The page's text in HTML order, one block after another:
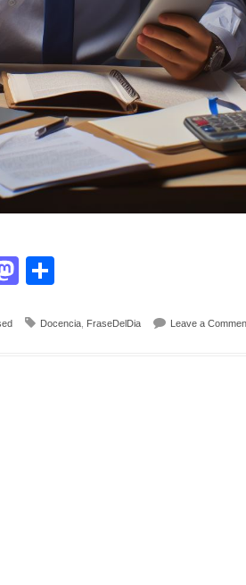
Mastodon
Compartir
Docencia, FraseDelDia Leave a